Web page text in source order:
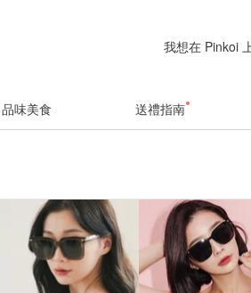
我想在 Pinkoi
品味美食 送禮指南